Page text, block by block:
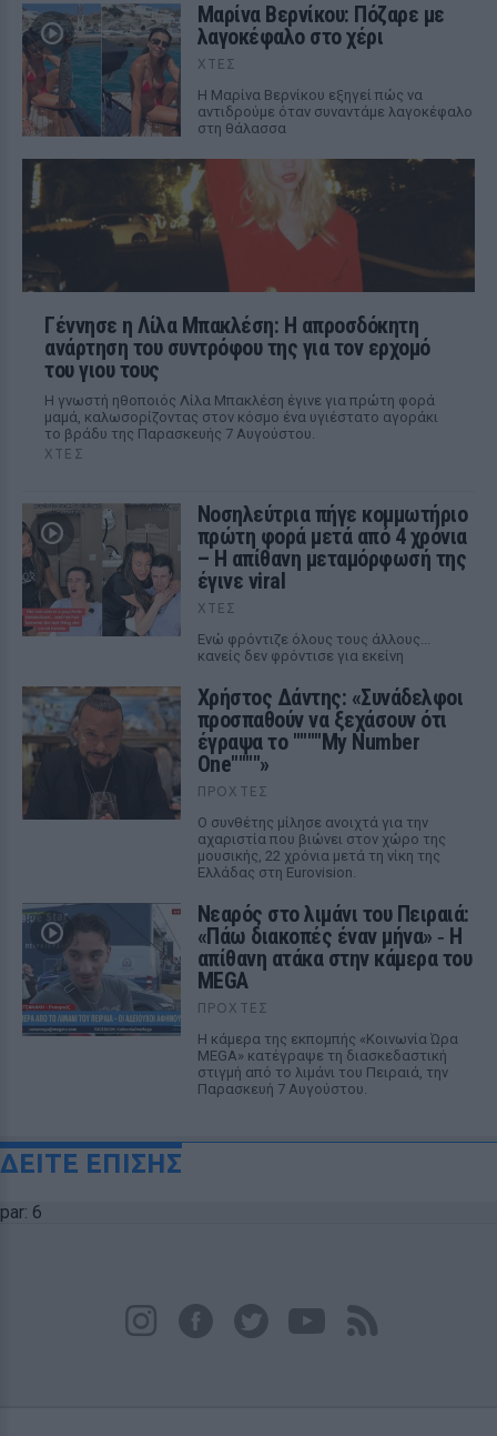
Μαρίνα Βερνίκου: Πόζαρε με
λαγοκέφαλο στο χέρι
ΧΤΕΣ
Η Μαρίνα Βερνίκου εξηγεί πώς να
αντιδρούμε όταν συναντάμε λαγοκέφαλο
στη θάλασσα
Γέννησε η Λίλα Μπακλέση: Η απροσδόκητη
ανάρτηση του συντρόφου της για τον ερχομό
του γιου τους
Η γνωστή ηθοποιός Λίλα Μπακλέση έγινε για πρώτη φορά
μαμά, καλωσορίζοντας στον κόσμο ένα υγιέστατο αγοράκι
το βράδυ της Παρασκευής 7 Αυγούστου.
ΧΤΕΣ
Νοσηλεύτρια πήγε κομμωτήριο
πρώτη φορά μετά από 4 χρόνια
– Η απίθανη μεταμόρφωσή της
έγινε viral
ΧΤΕΣ
Ενώ φρόντιζε όλους τους άλλους...
κανείς δεν φρόντισε για εκείνη
Χρήστος Δάντης: «Συνάδελφοι
προσπαθούν να ξεχάσουν ότι
έγραψα το """"My Number
One""""»
ΠΡΟΧΤΈΣ
Ο συνθέτης μίλησε ανοιχτά για την
αχαριστία που βιώνει στον χώρο της
μουσικής, 22 χρόνια μετά τη νίκη της
Ελλάδας στη Eurovision.
Νεαρός στο λιμάνι του Πειραιά:
«Πάω διακοπές έναν μήνα» ‑ Η
απίθανη ατάκα στην κάμερα του
MEGA
ΠΡΟΧΤΈΣ
Η κάμερα της εκπομπής «Κοινωνία Ώρα
MEGA» κατέγραψε τη διασκεδαστική
στιγμή από το λιμάνι του Πειραιά, την
Παρασκευή 7 Αυγούστου.
ΔΕΙΤΕ ΕΠΙΣΗΣ
par: 6